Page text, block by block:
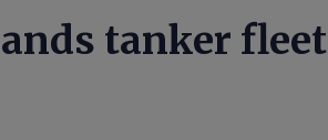
tanker fleet